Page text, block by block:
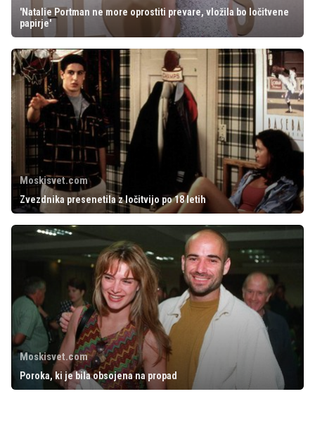
'Natalie Portman ne more oprostiti prevare, vložila bo ločitvene
papirje'
Moskisvet.com
Zvezdnika presenetila z ločitvijo po 18 letih
Moskisvet.com
Poroka, ki je bila obsojena na propad